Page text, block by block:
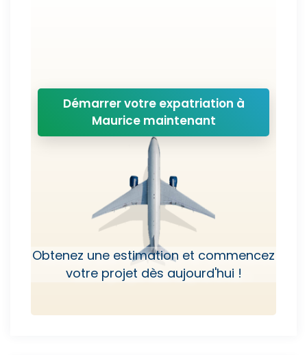
Démarrer votre expatriation à
Maurice maintenant
Obtenez une estimation et commencez
votre projet dès aujourd'hui !